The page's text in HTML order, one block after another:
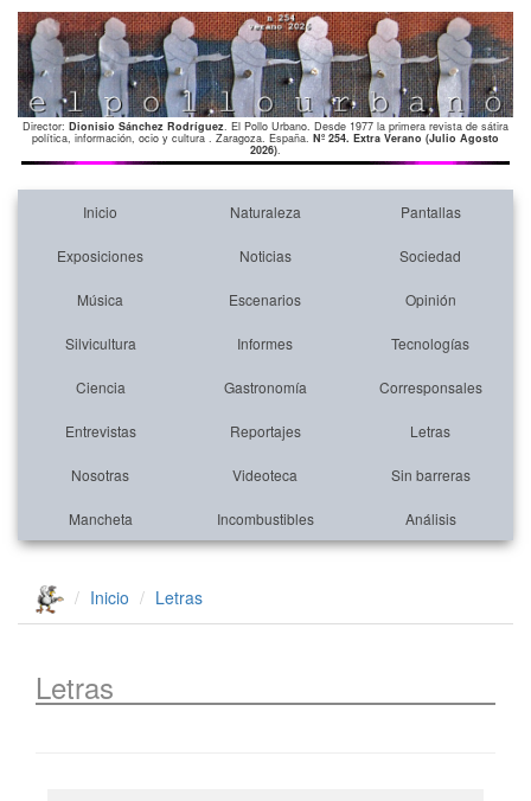
Director: Dionisio Sánchez Rodríguez. El Pollo Urbano. Desde 1977 la primera revista de sátira
política, información, ocio y cultura . Zaragoza. España. Nº 254. Extra Verano (Julio Agosto
2026).
Inicio Naturaleza Pantallas
Exposiciones Noticias Sociedad
Música Escenarios Opinión
Silvicultura Informes Tecnologías
Ciencia Gastronomía Corresponsales
Entrevistas Reportajes Letras
Nosotras Videoteca Sin barreras
Mancheta Incombustibles Análisis
Inicio Letras
Letras